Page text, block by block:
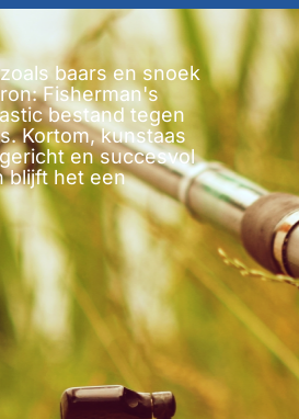
baars en snoek
Fisherman's
bestand tegen
Kortom, kunstaas
en succesvol
blijft het een